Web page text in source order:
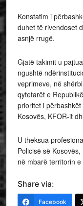
Konstatim i
duhet të rivendoset
asnjë rrugë.
Gjatë takimit u
ngushtë
veprimeve, në
qytetarët e
prioritet i
Kosovës, KFOR-it
U theksua
Policisë së
në mbarë territorin
Share via:
Facebook